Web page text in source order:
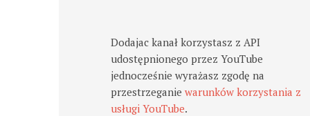
Dodajac kanał korzystasz z API
udostępnionego przez YouTube
jednocześnie wyrażasz zgodę na
przestrzeganiewarunków korzystania z
usługi YouTube.